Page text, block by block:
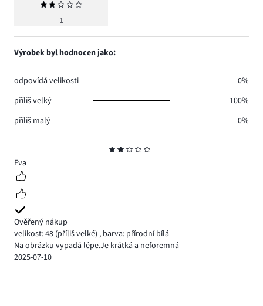
2
Eva
Ověřený nákup
velikost: 48 (příliš velké) , barva: přírodní bílá
Na obrázku vypadá lépe.Je krátká a neforemná
2025-07-10
Průměrné
hodnocení
1
Výrobek byl hodnocen jako:
odpovídá velikosti
0%
příliš velký
100%
příliš malý
0%